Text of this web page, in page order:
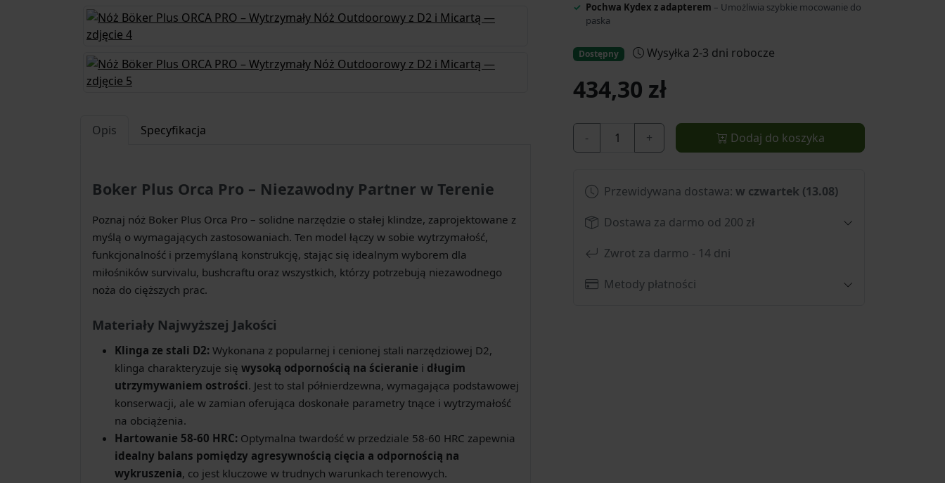
Opis Specyfikacja
Boker Plus Orca Pro – Niezawodny Partner w Terenie
Poznaj nóż Boker Plus Orca Pro – solidne narzędzie o stałej klindze, zaprojektowane z
myślą o wymagających zastosowaniach. Ten model łączy w sobie wytrzymałość,
funkcjonalność i przemyślaną konstrukcję, stając się idealnym wyborem dla
miłośników survivalu, bushcraftu oraz wszystkich, którzy potrzebują niezawodnego
noża do cięższych prac.
Materiały Najwyższej Jakości
Klinga ze stali D2: Wykonana z popularnej i cenionej stali narzędziowej D2,
klinga charakteryzuje się wysoką odpornością na ścieranie i długim
utrzymywaniem ostrości. Jest to stal półnierdzewna, wymagająca podstawowej
konserwacji, ale w zamian oferująca doskonałe parametry tnące i wytrzymałość
na obciążenia.
Hartowanie 58-60 HRC: Optymalna twardość w przedziale 58-60 HRC zapewnia
idealny balans pomiędzy agresywnością cięcia a odpornością na
wykruszenia, co jest kluczowe w trudnych warunkach terenowych.
Pochwa Kydex z adapterem – Umożliwia szybkie mocowanie do
paska
Dostępny Wysyłka 2-3 dni robocze
434,30 zł
- + Dodaj do koszyka
Przewidywana dostawa: w czwartek (13.08)
Dostawa za darmo od 200 zł
Zwrot za darmo - 14 dni
Metody płatności